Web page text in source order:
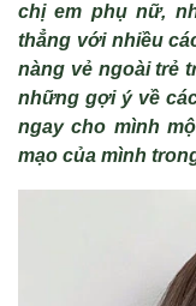
chị em phụ nữ,
thẳng với nhiều
nàng vẻ ngoài trẻ
những gợi ý về
ngay cho mình
mạo của mình